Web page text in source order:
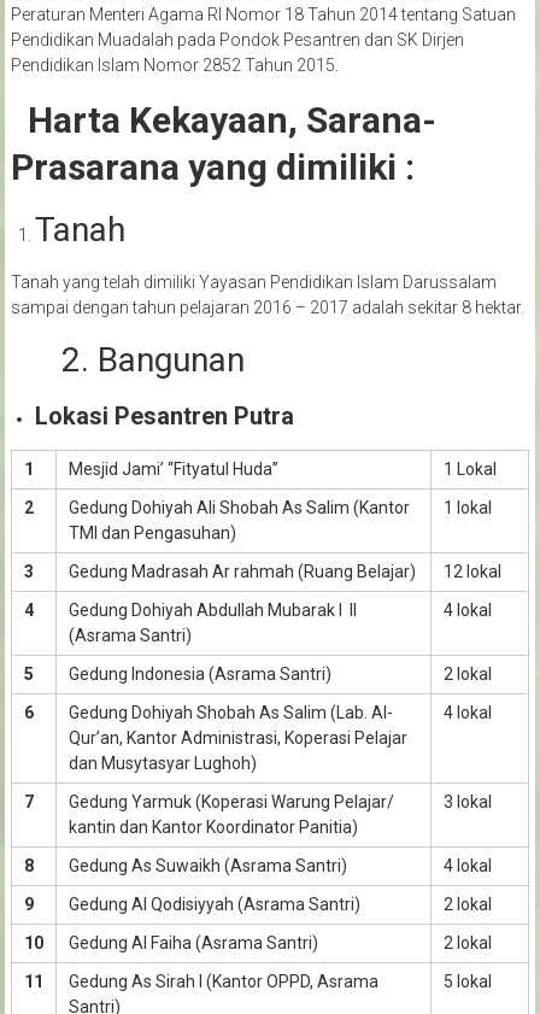
Peraturan Menteri Agama RI Nomor 18 Tahun 2014 tentang Satuan
Pendidikan Muadalah pada Pondok Pesantren dan SK Dirjen
Pendidikan Islam Nomor 2852 Tahun 2015.
Harta Kekayaan, Sarana-
Prasarana yang dimiliki :
Tanah
Tanah yang telah dimiliki Yayasan Pendidikan Islam Darussalam
sampai dengan tahun pelajaran 2016 – 2017 adalah sekitar 8 hektar.
2. Bangunan
Lokasi Pesantren Putra
1 Mesjid Jami’ “Fityatul Huda”
1 Lokal
2
Gedung Dohiyah Ali Shobah As Salim (Kantor
TMI dan Pengasuhan)
1 lokal
3 Gedung Madrasah Ar rahmah (Ruang Belajar)
12 lokal
4
Gedung Dohiyah Abdullah Mubarak I II
(Asrama Santri)
4 lokal
5 Gedung Indonesia (Asrama Santri)
2 lokal
6
Gedung Dohiyah Shobah As Salim (Lab. Al-
Qur’an, Kantor Administrasi, Koperasi Pelajar
dan Musytasyar Lughoh)
4 lokal
7
Gedung Yarmuk (Koperasi Warung Pelajar/
kantin dan Kantor Koordinator Panitia)
3 lokal
8 Gedung As Suwaikh (Asrama Santri)
4 lokal
9
Gedung Al Qodisiyyah (Asrama Santri)
2 lokal
10
Gedung Al Faiha (Asrama Santri)
2 lokal
11
Gedung As Sirah I (Kantor OPPD, Asrama
Santri)
5 lokal